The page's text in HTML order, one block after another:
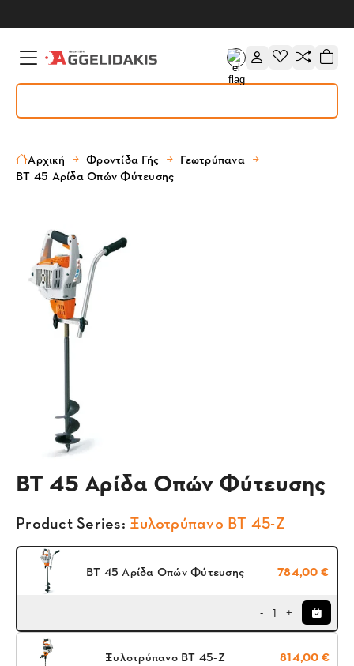
Αρχική Φροντίδα Γής
Γεωτρύπανα
BT 45 Αρίδα Οπών Φύτευσης
BT 45 Αρίδα Οπών Φύτευσης
Product Series: Ξυλοτρύπανο BT 45-Ζ
BT 45 Αρίδα Οπών Φύτευσης 784,00 €
- 1 +
Ξυλοτρύπανο BT 45-Ζ 814,00 €